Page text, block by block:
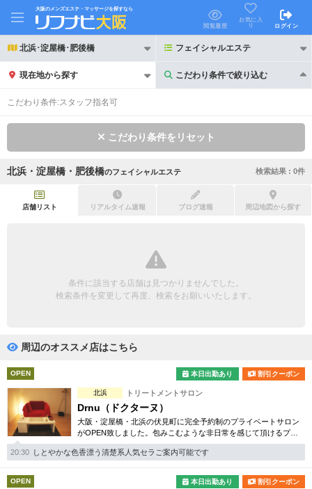
大阪のメンズエステ・マッサージを探すなら
閲覧履歴
お気に入
り
ログイン
北浜･淀屋橋･肥後橋 フェイシャルエステ
現在地から探す こだわり条件で絞り込む
こだわり条件で絞り込む
初回割引あり リピーター割引あり
団体様歓迎
ペアルームあり
フットバスあり 岩盤浴あり
専用駐車場あり 有資格者在籍
日本人スタッフのみ 女性スタッフのみ
スタッフ指名可 Ｗセラピスト
駅から徒歩5分以内
こだわり条件:スタッフ指名可
こだわり条件をリセット
北浜・淀屋橋・肥後橋のフェイシャルエステ 検索結果 : 0件
店舗リスト リアルタイム速報 ブログ速報 周辺地図から探す
条件に該当する店舗は見つかりませんでした。
検索条件を変更して再度、検索をお願いいたします。
周辺のオススメ店はこちら
OPEN 本日出勤あり 割引クーポン
北浜 トリートメントサロン
Drnu（ドクターヌ）
大阪・淀屋橋・北浜の伏見町に完全予約制のプライベートサロン
がOPEN致しました。包みこむような非日常を感じて頂けるプレ
ミアムトリートメント、ドクターヌ流、癒しの時間をご堪能下さ
い。
20:30 しとやかな色香漂う清楚系人気セラご案内可能です
OPEN 本日出勤あり 割引クーポン